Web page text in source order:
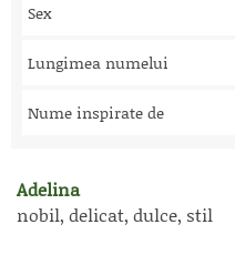
Sex
Lungimea numelui
Nume inspirate de
Adelina
nobil, delicat, dulce, stil